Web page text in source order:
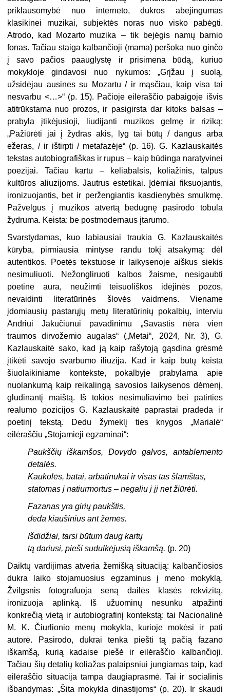
priklausomybė nuo interneto, dukros abejingumas
klasikinei muzikai, subjektės noras nuo visko pabėgti.
Atrodo, kad Mozarto muzika – tik bejėgis namų barnio
fonas. Tačiau staiga kalbančioji (mama) peršoka nuo ginčo
į savo pačios paauglystę ir prisimena būdą, kuriuo
mokykloje gindavosi nuo nykumos: „Grįžau į suolą,
užsidėjau ausines su Mozartu / ir mąsčiau, kaip visa tai
nesvarbu <…>“ (p. 15). Pačioje eilėraščio pabaigoje išvis
atitrūkstama nuo prozos, ir pasigirsta dar kitoks balsas –
prabyla įtikėjusioji, liudijanti muzikos gelmę ir riziką:
„Pažiūrėti jai į žydras akis, lyg tai būtų / dangus arba
ežeras, / ir ištirpti / metafazėje“ (p. 16). G. Kazlauskaitės
tekstas autobiografiškas ir rupus – kaip būdinga naratyvinei
poezijai. Tačiau kartu – keliabalsis, koliažinis, talpus
kultūros aliuzijoms. Jautrus estetikai. Įdėmiai fiksuojantis,
ironizuojantis, bet ir peržengiantis kasdienybės smulkmę.
Pažvelgus į muzikos atvertą bedugnę pasirodo tobula
žydruma. Keista: be postmodernaus įtarumo.
Svarstydamas, kuo labiausiai traukia G. Kazlauskaitės
kūryba, pirmiausia mintyse randu tokį atsakymą: dėl
autentikos. Poetės tekstuose ir laikysenoje aiškus siekis
nesimuliuoti. Nežongliruoti kalbos žaisme, nesigaubti
poetine aura, neužimti teisuoliškos idėjinės pozos,
nevaidinti literatūrinės šlovės vaidmens. Viename
įdomiausių pastarųjų metų literatūrinių pokalbių, interviu
Andriui Jakučiūnui pavadinimu „Savastis nėra vien
traumos dirvožemio augalas“ („Metai“, 2024, Nr. 3), G.
Kazlauskaitė sako, kad ją kaip rašytoją gąsdina grėsmė
įtikėti savojo svarbumo iliuzija. Kad ir kaip būtų keista
šiuolaikiniame kontekste, pokalbyje prabylama apie
nuolankumą kaip reikalingą savosios laikysenos dėmenį,
gludinantį maištą. Iš tokios nesimuliavimo bei patirties
realumo pozicijos G. Kazlauskaitė paprastai pradeda ir
poetinį tekstą. Dedu žymeklį ties knygos „Marialė“
eilėraščiu „Stojamieji egzaminai“:
Paukščių iškamšos, Dovydo galvos, antablemento
detalės.
Kaukolės, batai, arbatinukai ir visas tas šlamštas,
statomas į natiurmortus – negaliu į jį net žiūrėti.
Fazanas yra girių paukštis,
deda kiaušinius ant žemės.
Išdidžiai, tarsi būtum daug kartų
tą dariusi, pieši sudulkėjusią iškamšą. (p. 20)
Daiktų vardijimas atveria žemišką situaciją: kalbančiosios
dukra laiko stojamuosius egzaminus į meno mokyklą.
Žvilgsnis fotografuoja seną dailės klasės rekvizitą,
ironizuoja aplinką. Iš užuominų nesunku atpažinti
konkrečią vietą ir autobiografinį kontekstą: tai Nacionalinė
M. K. Čiurlionio menų mokykla, kurioje mokėsi ir pati
autorė. Pasirodo, dukrai tenka piešti tą pačią fazano
iškamšą, kurią kadaise piešė ir eilėraščio kalbančioji.
Tačiau šių detalių koliažas palaipsniui jungiamas taip, kad
eilėraščio situacija tampa daugiaprasmė. Tai ir socialinis
išbandymas: „Šita mokykla dinastijoms“ (p. 20). Ir skaudi